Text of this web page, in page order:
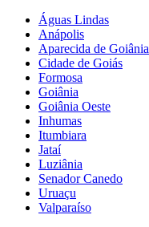
Águas Lindas
Anápolis
Aparecida de Goiânia
Cidade de Goiás
Formosa
Goiânia
Goiânia Oeste
Inhumas
Itumbiara
Jataí
Luziânia
Senador Canedo
Uruaçu
Valparaíso